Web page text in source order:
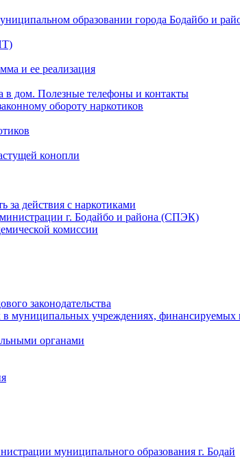
образовании города Бодайбо и
и ее реализация
в дом. Полезные телефоны и контакты
обороту наркотиков
конопли
за действия с наркотиками
г. Бодайбо и района (СПЭК)
комиссии
законодательства
муниципальных учреждениях, финансируемых
органами
муниципального образования г. Бодай